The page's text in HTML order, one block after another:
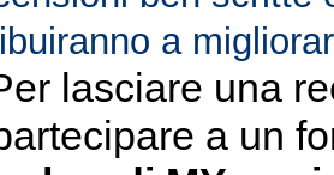
a
lasciare una
a un